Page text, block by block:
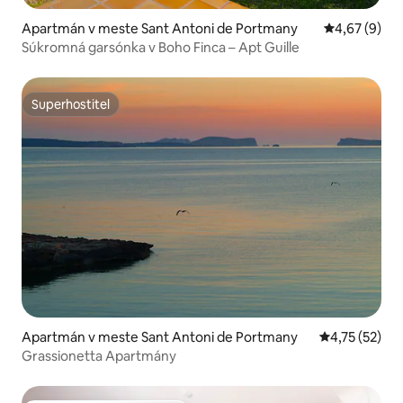
Apartmán v meste Sant Antoni de Portmany Priemerné
4,67 (9)
Súkromná garsónka v Boho Finca – Apt Guille
Superhostiteľ
Superhostiteľ
Apartmán v meste Sant Antoni de Portmany Priemerné
4,75 (52)
Grassionetta Apartmány